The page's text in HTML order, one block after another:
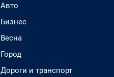
Авто
Бизнес
Весна
Город
Дороги и транспорт